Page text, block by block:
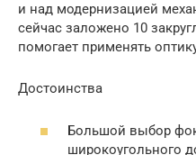
и над модернизацией
сейчас заложено 10
помогает применять
Достоинства
Большой выбор
широкоугольного